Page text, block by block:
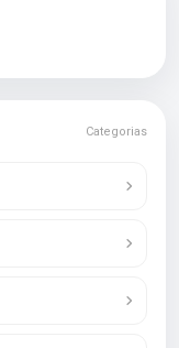
Categorias